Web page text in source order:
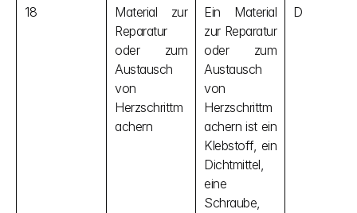
18
Material zur
Reparatur
oder zum
Austausch
von
Herzschrittm
achern
Ein Material
zur Reparatur
oder zum
Austausch
von
Herzschrittm
achern ist ein
Klebstoff, ein
Dichtmittel,
eine
Schraube,
D